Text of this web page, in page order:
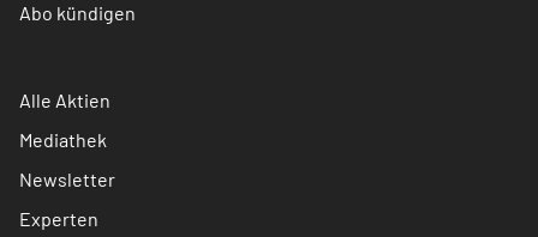
Abo kündigen
Alle Aktien
Mediathek
Newsletter
Experten